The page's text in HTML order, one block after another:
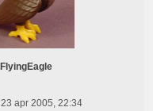
FlyingEagle
23 apr 2005, 22:34